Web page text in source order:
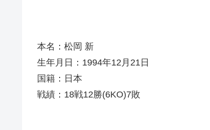
本名：松岡 新
生年月日：1994年12月21日
国籍：日本
戦績：18戦12勝(6KO)7敗